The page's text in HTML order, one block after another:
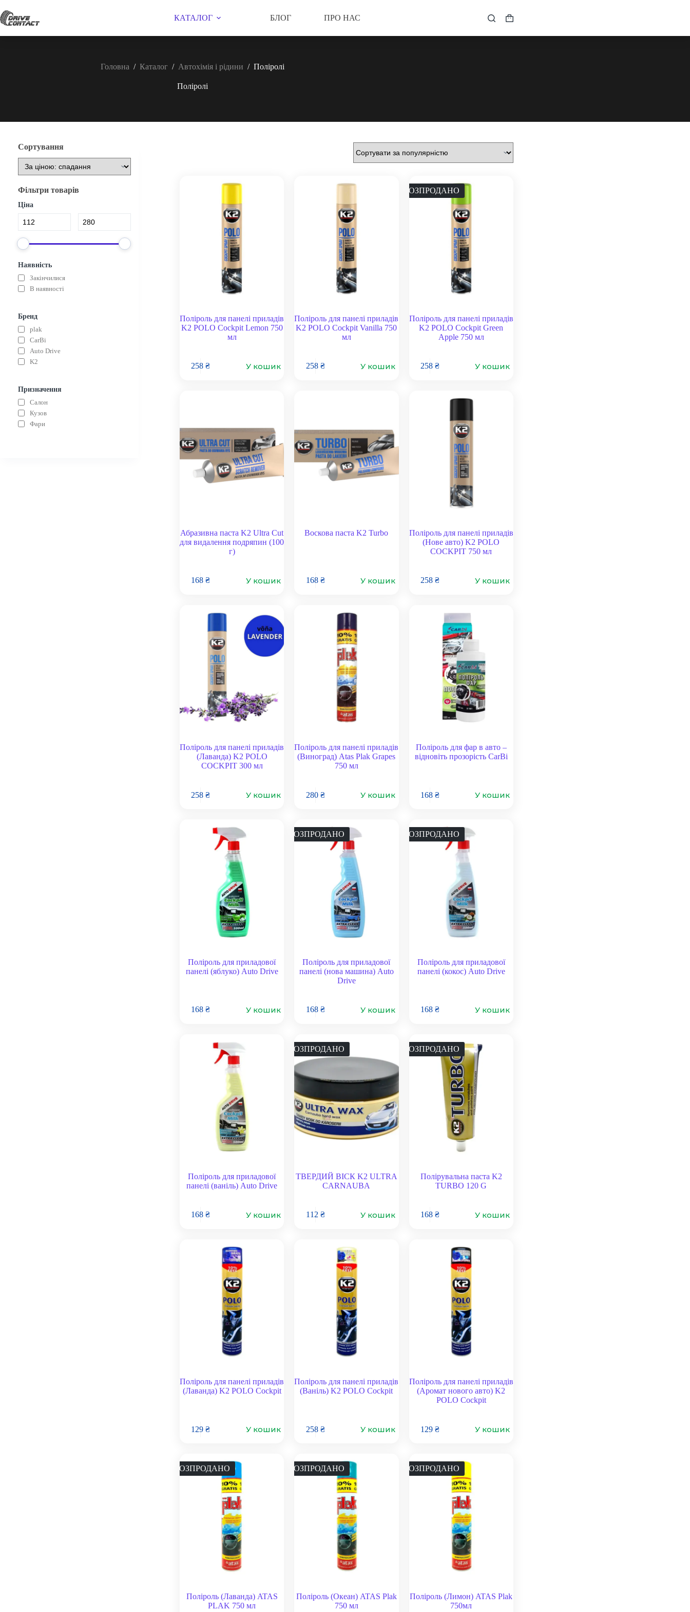
до
вмісту
КАТАЛОГ БЛОГ ПРО НАС Кошик
Головна / Каталог / Автохімія і рідини / Поліролі
Поліролі
Поліроль для панелі приладів
K2 POLO Cockpit Lemon 750
мл
258₴ У кошик
Поліроль для панелі приладів
K2 POLO Cockpit Vanilla 750
мл
258 ₴ У кошик
РОЗПРОДАНО
Поліроль для панелі приладів
K2 POLO Cockpit Green
Apple 750 мл
258 ₴ У кошик
Абразивна паста K2 Ultra Cut
для видалення подряпин (100
г)
168₴ У кошик
Воскова паста K2 Turbo
168 ₴ У кошик
Поліроль для панелі приладів
(Нове авто) K2 POLO
COCKPIT 750 мл
258 ₴ У кошик
Поліроль для панелі приладів
(Лаванда) K2 POLO
COCKPIT 300 мл
258₴ У кошик
Поліроль для панелі приладів
(Виноград) Atas Plak Grapes
750 мл
280 ₴ У кошик
Поліроль для фар в авто –
відновіть прозорість CarBi
168 ₴ У кошик
Поліроль для приладової
панелі (яблуко) Auto Drive
168₴ У кошик
РОЗПРОДАНО
Поліроль для приладової
панелі (нова машина) Auto
Drive
168 ₴ У кошик
РОЗПРОДАНО
Поліроль для приладової
панелі (кокос) Auto Drive
168 ₴ У кошик
Поліроль для приладової
панелі (ваніль) Auto Drive
168₴ У кошик
РОЗПРОДАНО
ТВЕРДИЙ ВІСК K2 ULTRA
CARNAUBA
112 ₴ У кошик
РОЗПРОДАНО
Полірувальна паста K2
TURBO 120 G
168 ₴ У кошик
Поліроль для панелі приладів
(Лаванда) K2 POLO Cockpit
129₴ У кошик
Поліроль для панелі приладів
(Ваніль) K2 POLO Cockpit
258 ₴ У кошик
Поліроль для панелі приладів
(Аромат нового авто) K2
POLO Cockpit
129 ₴ У кошик
РОЗПРОДАНО
Поліроль (Лаванда) ATAS
PLAK 750 мл
РОЗПРОДАНО
Поліроль (Океан) ATAS Plak
750 мл
РОЗПРОДАНО
Поліроль (Лимон) ATAS Plak
750мл
Сортування
Фільтри товарів
Ціна
Наявність
Закінчилися
В наявності
Бренд
plak
CarBi
Auto Drive
K2
Призначення
Салон
Кузов
Фари